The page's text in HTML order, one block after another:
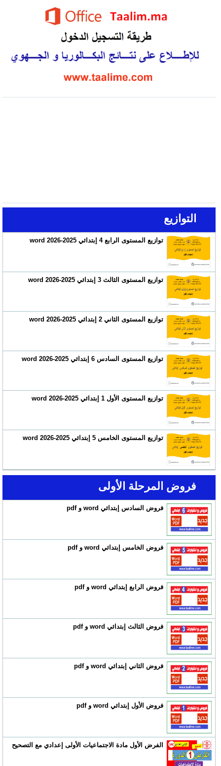
التوازيع
توازيع المستوى الرابع 4 إبتدائي 2025-2026 word
توازيع المستوى الثالث 3 إبتدائي 2025-2026 word
توازيع المستوى الثاني 2 إبتدائي 2025-2026 word
توازيع المستوى السادس 6 إبتدائي 2025-2026 word
توازيع المستوى الأول 1 إبتدائي 2025-2026 word
توازيع المستوى الخامس 5 إبتدائي 2025-2026 word
فروض المرحلة الأولى
فروض السادس إبتدائي word و pdf
فروض الخامس إبتدائي word و pdf
فروض الرابع إبتدائي word و pdf
فروض الثالث إبتدائي word و pdf
فروض الثاني إبتدائي word و pdf
فروض الأول إبتدائي word و pdf
الفرض الأول مادة الاجتماعيات الأولى إعدادي مع التصحيح